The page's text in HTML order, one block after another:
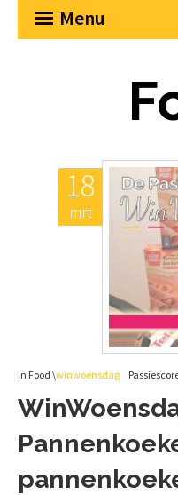
Menu
18
mrt
In Food \winwoensdag